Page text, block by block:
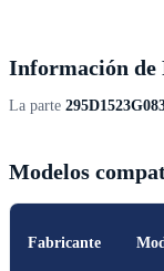
Información de
La parte
Modelos
Fabricante